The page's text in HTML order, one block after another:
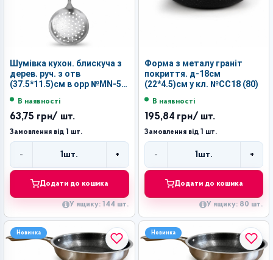
Шумівка кухон. блискуча з
дерев. руч. з отв
(37.5*11.5)см в орр №MN-5
В наявності
63,75 грн/ шт.
Замовлення від 1 шт.
- 1шт. +
Додати до кошика
У ящику: 144 шт.
Форма з металу граніт
покриття. д-18см
(22*4.5)см у кл. №СС18 (80)
В наявності
195,84 грн/ шт.
Замовлення від 1 шт.
- 1шт. +
Додати до кошика
У ящику: 80 шт.
Новинка Новинка